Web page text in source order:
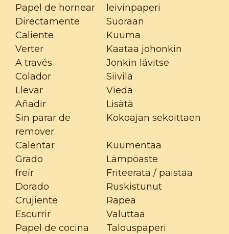
Papel de hornear
leivinpaperi
Directamente
Suoraan
Caliente
Kuuma
Verter
Kaataa johonkin
A través
Jonkin lävitse
Colador
Siivilä
Llevar
Viedä
Añadir
Lisätä
Sin parar de
remover
Kokoajan sekoittaen
Calentar
Kuumentaa
Grado
Lämpöaste
freír
Friteerata / paistaa
Dorado
Ruskistunut
Crujiente
Rapea
Escurrir
Valuttaa
Papel de cocina
Talouspaperi